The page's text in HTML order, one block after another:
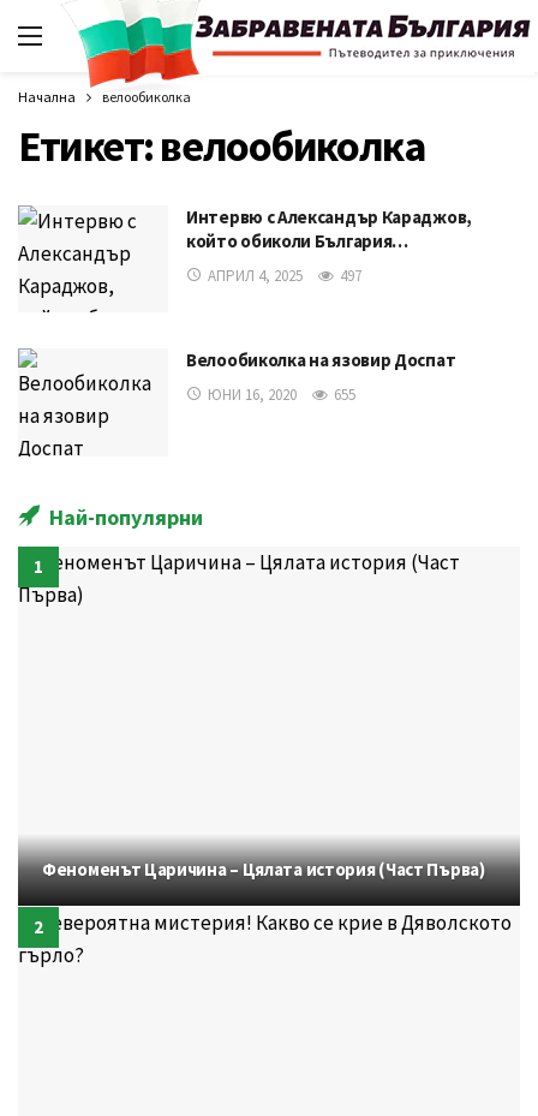
Начална велообиколка
Етикет:велообиколка
Интервю с Александър Караджов,
който обиколи България…
АПРИЛ 4, 2025 497
Велообиколка на язовир Доспат
ЮНИ 16, 2020 655
Най-популярни
Феноменът Царичина – Цялата история (Част Първа)